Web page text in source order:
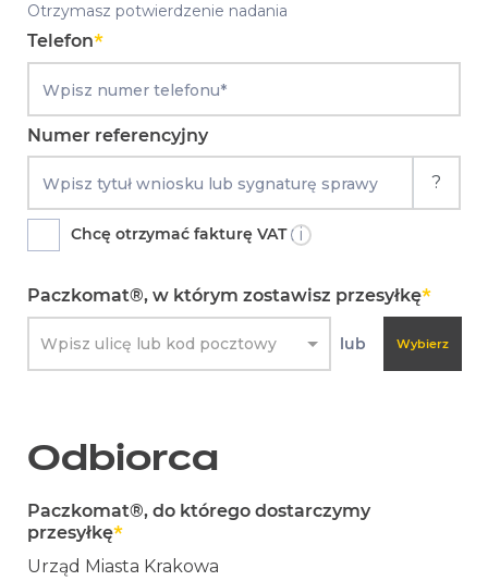
Otrzymasz potwierdzenie nadania
Telefon*
Numer referencyjny
?
Chcę otrzymać fakturę VAT i
Paczkomat®, w którym zostawisz przesyłkę*
Wpisz ulicę lub kod pocztowy lub Wybierz
Odbiorca
Paczkomat®, do którego dostarczymy
przesyłkę*
Urząd Miasta Krakowa